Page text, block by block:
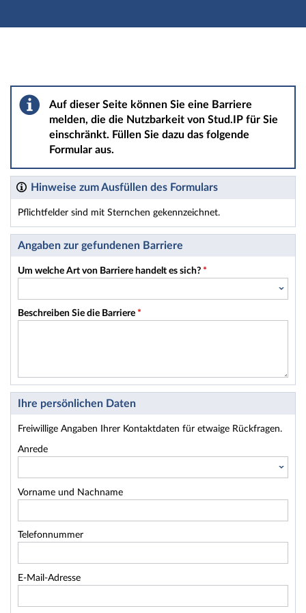
Hauptnavigation
Barriere melden
Auf dieser Seite können Sie eine Barriere
melden, die die Nutzbarkeit von Stud.IP für Sie
einschränkt. Füllen Sie dazu das folgende
Formular aus.
Hinweise zum Ausfüllen des Formulars
Pflichtfelder sind mit Sternchen gekennzeichnet.
Dieses Formular enthält Pflichtfelder.
Angaben zur gefundenen Barriere
Um welche Art von Barriere handelt es sich? *
Beschreiben Sie die Barriere *
Ihre persönlichen Daten
Freiwillige Angaben Ihrer Kontaktdaten für etwaige Rückfragen.
Anrede
Vorname und Nachname
Telefonnummer
E-Mail-Adresse